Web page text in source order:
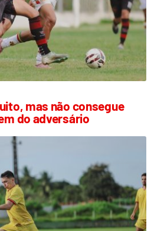
mas não consegue
do adversário